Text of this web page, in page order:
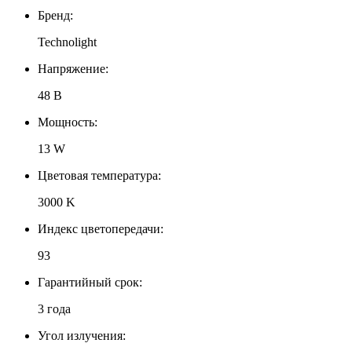
Бренд:
Technolight
Напряжение:
48 В
Мощность:
13 W
Цветовая температура:
3000 K
Индекс цветопередачи:
93
Гарантийный срок:
3 года
Угол излучения: